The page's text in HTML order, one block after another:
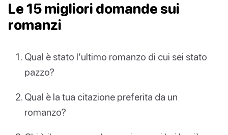
Le 15 migliori domande sui
romanzi
Qual è stato l’ultimo romanzo di cui sei stato
pazzo?
Qual è la tua citazione preferita da un
romanzo?